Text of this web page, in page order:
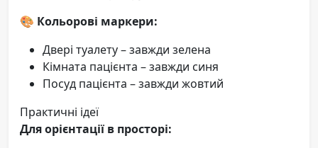
🎨 Кольорові маркери:
Двері туалету – завжди зелена
Кімната пацієнта – завжди синя
Посуд пацієнта – завжди жовтий
Практичні ідеї
Для орієнтації в просторі: